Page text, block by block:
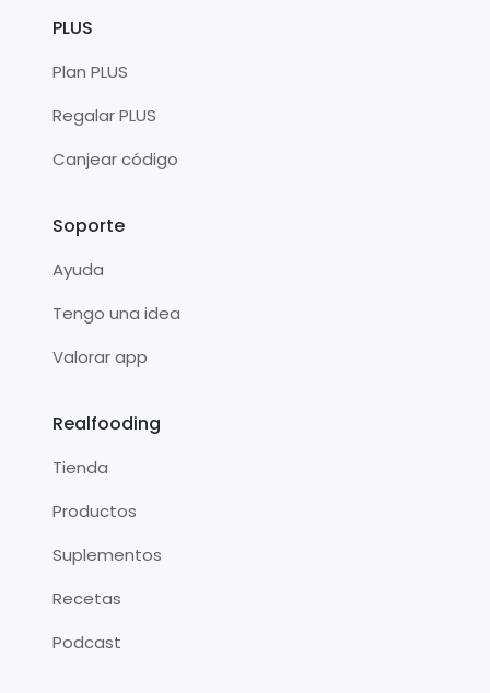
PLUS
Plan PLUS
Regalar PLUS
Canjear código
Soporte
Ayuda
Tengo una idea
Valorar app
Realfooding
Tienda
Productos
Suplementos
Recetas
Podcast